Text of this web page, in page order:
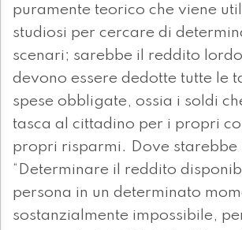
puramente teorico che viene
studiosi per cercare di
scenari; sarebbe il reddito
devono essere dedotte tutte le
spese obbligate, ossia i soldi
tasca al cittadino per i propri
propri risparmi. Dove starebbe
“Determinare il reddito
persona in un determinato
sostanzialmente impossibile,